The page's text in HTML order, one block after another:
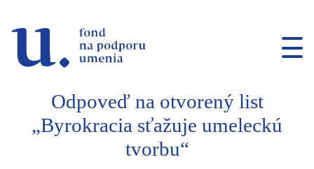
Odpoveď na otvorený list
„Byrokracia sťažuje umeleckú
tvorbu“